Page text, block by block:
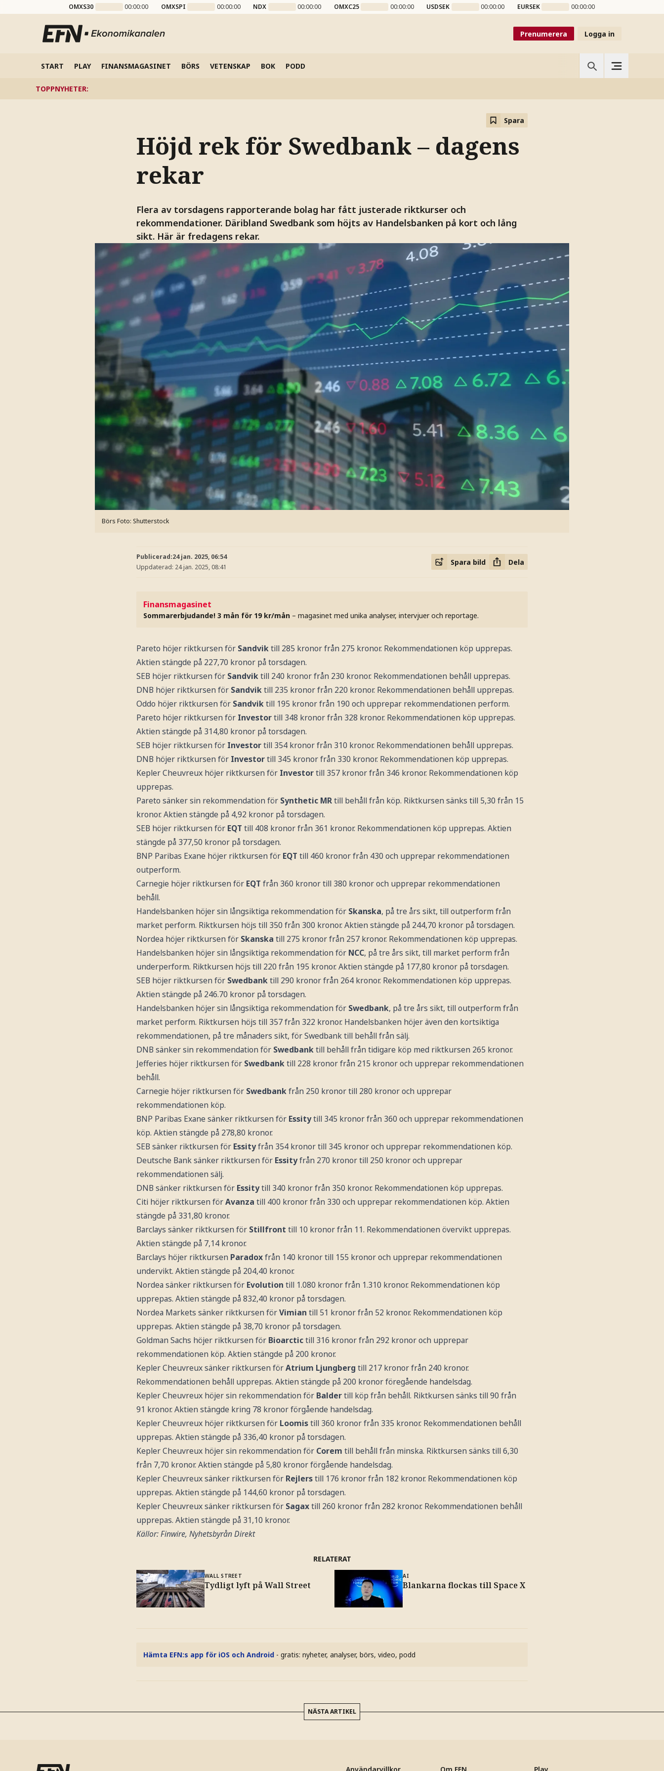
OMXS30 00:00:00 OMXSPI 00:00:00 NDX 00:00:00 OMXC25 00:00:00 USDSEK 00:00:00 EURSEK 00:00:00
Prenumerera Logga in
START PLAY FINANSMAGASINET BÖRS VETENSKAP BOK PODD
TOPPNYHETER:
Spara
Höjd rek för Swedbank – dagens
rekar
Flera av torsdagens rapporterande bolag har fått justerade riktkurser och
rekommendationer. Däribland Swedbank som höjts av Handelsbanken på kort och lång
sikt. Här är fredagens rekar.
Börs Foto: Shutterstock
Publicerad:24 jan. 2025, 06:54
Uppdaterad: 24 jan. 2025, 08:41
Spara bild Dela
Finansmagasinet
Sommarerbjudande! 3 mån för 19 kr/mån – magasinet med unika analyser, intervjuer och reportage.
Pareto höjer riktkursen för Sandviktill 285 kronor från 275 kronor. Rekommendationen köp upprepas.
Aktien stängde på 227,70 kronor på torsdagen.
SEB höjer riktkursen för Sandviktill 240 kronor från 230 kronor. Rekommendationen behåll upprepas.
DNB höjer riktkursen för Sandviktill 235 kronor från 220 kronor. Rekommendationen behåll upprepas.
Oddo höjer riktkursen för Sandviktill 195 kronor från 190 och upprepar rekommendationen perform.
Pareto höjer riktkursen för Investortill 348 kronor från 328 kronor. Rekommendationen köp upprepas.
Aktien stängde på 314,80 kronor på torsdagen.
SEB höjer riktkursen för Investortill 354 kronor från 310 kronor. Rekommendationen behåll upprepas.
DNB höjer riktkursen för Investortill 345 kronor från 330 kronor. Rekommendationen köp upprepas.
Kepler Cheuvreux höjer riktkursen för Investortill 357 kronor från 346 kronor. Rekommendationen köp
upprepas.
Pareto sänker sin rekommendation för Synthetic MRtill behåll från köp. Riktkursen sänks till 5,30 från 15
kronor. Aktien stängde på 4,92 kronor på torsdagen.
SEB höjer riktkursen för EQT till 408 kronor från 361 kronor. Rekommendationen köp upprepas. Aktien
stängde på 377,50 kronor på torsdagen.
BNP Paribas Exane höjer riktkursen för EQT till 460 kronor från 430 och upprepar rekommendationen
outperform.
Carnegie höjer riktkursen för EQT från 360 kronor till 380 kronor och upprepar rekommendationen
behåll.
Handelsbanken höjer sin långsiktiga rekommendation för Skanska, på tre års sikt, till outperform från
market perform. Riktkursen höjs till 350 från 300 kronor. Aktien stängde på 244,70 kronor på torsdagen.
Nordea höjer riktkursen för Skanska till 275 kronor från 257 kronor. Rekommendationen köp upprepas.
Handelsbanken höjer sin långsiktiga rekommendation för NCC, på tre års sikt, till market perform från
underperform. Riktkursen höjs till 220 från 195 kronor. Aktien stängde på 177,80 kronor på torsdagen.
SEB höjer riktkursen för Swedbanktill 290 kronor från 264 kronor. Rekommendationen köp upprepas.
Aktien stängde på 246.70 kronor på torsdagen.
Handelsbanken höjer sin långsiktiga rekommendation för Swedbank, på tre års sikt, till outperform från
market perform. Riktkursen höjs till 357 från 322 kronor. Handelsbanken höjer även den kortsiktiga
rekommendationen, på tre månaders sikt, för Swedbank till behåll från sälj.
DNB sänker sin rekommendation för Swedbanktill behåll från tidigare köp med riktkursen 265 kronor.
Jefferies höjer riktkursen för Swedbanktill 228 kronor från 215 kronor och upprepar rekommendationen
behåll.
Carnegie höjer riktkursen för Swedbankfrån 250 kronor till 280 kronor och upprepar
rekommendationen köp.
BNP Paribas Exane sänker riktkursen för Essitytill 345 kronor från 360 och upprepar rekommendationen
köp. Aktien stängde på 278,80 kronor.
SEB sänker riktkursen för Essityfrån 354 kronor till 345 kronor och upprepar rekommendationen köp.
Deutsche Bank sänker riktkursen för Essityfrån 270 kronor till 250 kronor och upprepar
rekommendationen sälj.
DNB sänker riktkursen för Essitytill 340 kronor från 350 kronor. Rekommendationen köp upprepas.
Citi höjer riktkursen förAvanza till 400 kronor från 330 och upprepar rekommendationen köp. Aktien
stängde på 331,80 kronor.
Barclays sänker riktkursen för Stillfront till 10 kronor från 11. Rekommendationen övervikt upprepas.
Aktien stängde på 7,14 kronor.
Barclays höjer riktkursen Paradoxfrån 140 kronor till 155 kronor och upprepar rekommendationen
undervikt. Aktien stängde på 204,40 kronor.
Nordea sänker riktkursen för Evolution till 1.080 kronor från 1.310 kronor. Rekommendationen köp
upprepas. Aktien stängde på 832,40 kronor på torsdagen.
Nordea Markets sänker riktkursen förVimian till 51 kronor från 52 kronor. Rekommendationen köp
upprepas. Aktien stängde på 38,70 kronor på torsdagen.
Goldman Sachs höjer riktkursen för Bioarctictill 316 kronor från 292 kronor och upprepar
rekommendationen köp. Aktien stängde på 200 kronor.
Kepler Cheuvreux sänker riktkursen förAtrium Ljungberg till 217 kronor från 240 kronor.
Rekommendationen behåll upprepas. Aktien stängde på 200 kronor föregående handelsdag.
Kepler Cheuvreux höjer sin rekommendation för Baldertill köp från behåll. Riktkursen sänks till 90 från
91 kronor. Aktien stängde kring 78 kronor förgående handelsdag.
Kepler Cheuvreux höjer riktkursen för Loomistill 360 kronor från 335 kronor. Rekommendationen behåll
upprepas. Aktien stängde på 336,40 kronor på torsdagen.
Kepler Cheuvreux höjer sin rekommendation för Corem till behåll från minska. Riktkursen sänks till 6,30
från 7,70 kronor. Aktien stängde på 5,80 kronor förgående handelsdag.
Kepler Cheuvreux sänker riktkursen för Rejlerstill 176 kronor från 182 kronor. Rekommendationen köp
upprepas. Aktien stängde på 144,60 kronor på torsdagen.
Kepler Cheuvreux sänker riktkursen för Sagaxtill 260 kronor från 282 kronor. Rekommendationen behåll
upprepas. Aktien stängde på 31,10 kronor.
Källor: Finwire, Nyhetsbyrån Direkt
RELATERAT
WALL STREET
Tydligt lyft på Wall Street
AI
Blankarna flockas till Space X
Hämta EFN:s app för iOS och Android - gratis: nyheter, analyser, börs, video, podd
NÄSTA ARTIKEL
Användarvillkor Om EFN Play